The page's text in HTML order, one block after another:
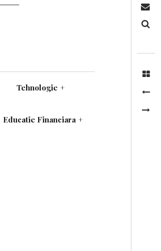
Tehnologie +
Educatie Financiara +